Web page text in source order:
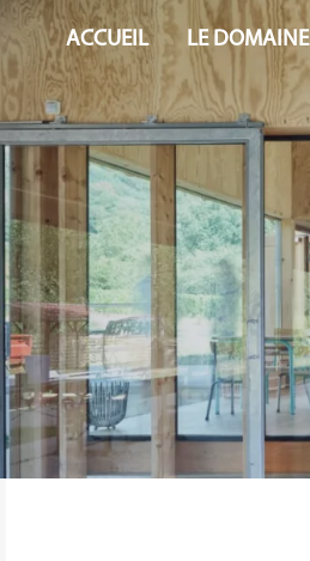
ACCUEIL LE DOMAINE